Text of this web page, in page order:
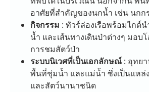
อาศัยที่สำคัญของนกน้ำ เช่น นกก
กิจกรรม : ทัวร์ล่องเรือพร้อมไกด์
น้ำ และเส้นทางเดินป่าต่างๆ มอบ
การชมสัตว์ป่า
ระบบนิเวศที่เป็นเอกลักษณ์ : อุทย
พื้นที่ชุ่มน้ำ และแม่น้ำ ซึ่งเป็นแหล่
และสัตว์นานาชนิด